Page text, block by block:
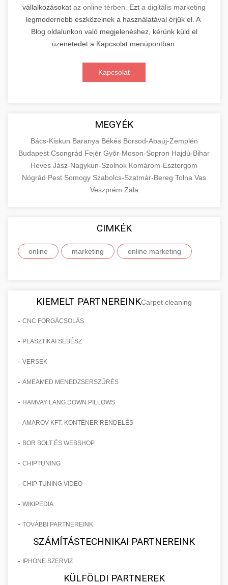
vállalkozásokat az online térben. Ezt a digitális marketing
legmodernebb eszközeinek a használatával érjük el. A
Blog oldalunkon való megjelenéshez, kérünk küld el
üzenetedet a Kapcsolat menüpontban.
Kapcsolat
MEGYÉK
Bács-Kiskun Baranya Békés Borsod-Abaúj-Zemplén
Budapest Csongrád Fejér Győr-Moson-Sopron Hajdú-Bihar
Heves Jász-Nagykun-Szolnok Komárom-Esztergom
Nógrád Pest Somogy Szabolcs-Szatmár-Bereg Tolna Vas
Veszprém Zala
CIMKÉK
online marketing online marketing
KIEMELT PARTNEREINKCarpet cleaning
- CNC FORGÁCSOLÁS
- PLASZTIKAI SEBÉSZ
- VERSEK
- AMEAMED MENEDZSERSZŰRÉS
- HAMVAY LANG DOWN PILLOWS
- AMAROV KFT. KONTÉNER RENDELÉS
- BOR BOLT ÉS WEBSHOP
- CHIPTUNING
- CHIP TUNING VIDEO
- WIKIPEDIA
- TOVÁBBI PARTNEREINK
SZÁMÍTÁSTECHNIKAI PARTNEREINK
- IPHONE SZERVIZ
KÜLFÖLDI PARTNEREK